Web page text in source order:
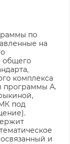
по
на
общего
комплекса
программы А.
под
и